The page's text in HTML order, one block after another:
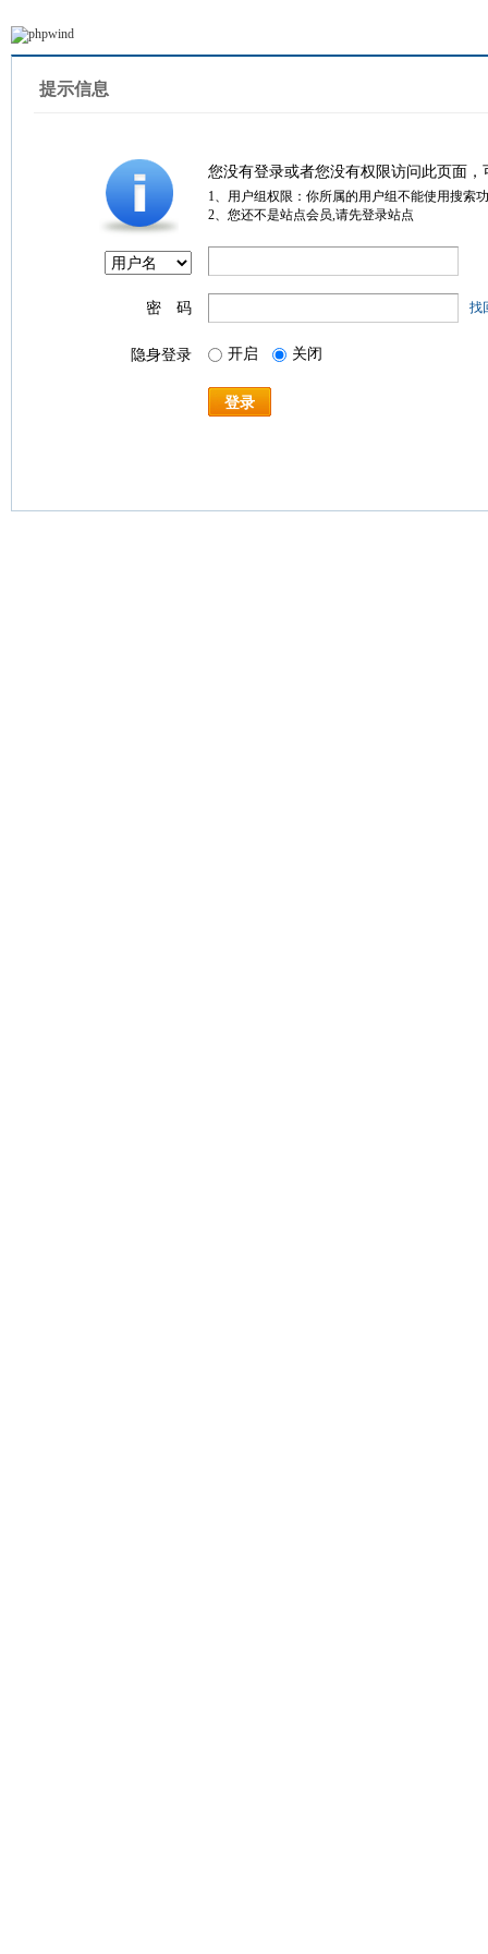
提示信息
您没有登录或者您没有权限访问此页面
1、用户组权限：你所属的用户组不能使用搜索
2、您还不是站点会员,请先登录站点
密 码 找
隐身登录 开启 关闭
登录